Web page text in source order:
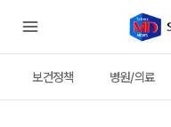
보건정책 병원/의료